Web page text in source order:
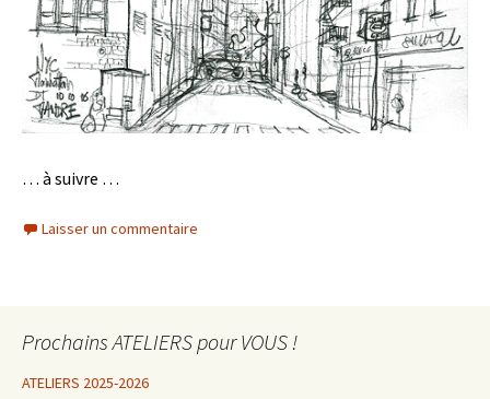
… à suivre …
Laisser un commentaire
Prochains ATELIERS pour VOUS !
ATELIERS 2025-2026